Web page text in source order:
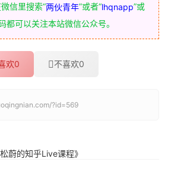
信里搜索“两伙青年”或者“lhqnapp”或
都可以关注本站微信公众号。
欢0 不喜欢0
?id=569
蔚的知乎Live课程》